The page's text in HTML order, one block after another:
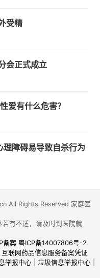
受精
会正式成立
爱有什么危害？
障碍易导致自杀行为
All Rights Reserved 家庭医
有不适，请及时到医院就
备案 粤ICP备14007806号-2
互联网药品信息服务备案凭证
举报中心| 垃圾信息举报中心|